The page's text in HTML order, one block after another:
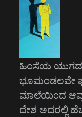
ಹಿಂಸೆಯ ಯುಗದಲ್ಲಿ
ಭೂಮಂಡಲವೇ
ಮಾಲೆಯಿಂದ
ದೇಶ ಅದರಲ್ಲಿ